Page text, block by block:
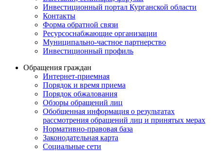
Инвестиционный портал Курганской области
Контакты
Форма обратной связи
Ресурсоснабжающие организации
Муниципально-частное партнерство
Инвестиционный профиль
Обращения граждан
Интернет-приемная
Порядок и время приема
Порядок обжалования
Обзоры обращений лиц
Обобщенная информация о результатах
рассмотрения обращений лиц и принятых мерах
Нормативно-правовая база
Законодательная карта
Социальные сети